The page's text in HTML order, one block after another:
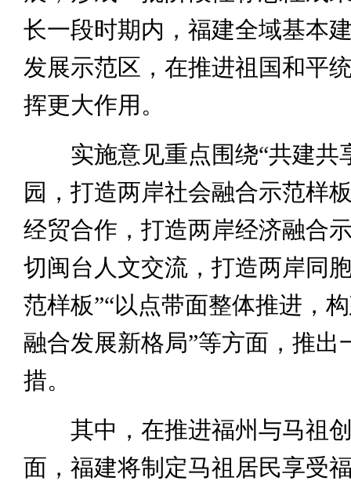
长一段时期内，福建全域基本
发展示范区，在推进祖国和平
挥更大作用。
实施意见重点围绕“共建共
园，打造两岸社会融合示范样
经贸合作，打造两岸经济融合
切闽台人文交流，打造两岸同
范样板”“以点带面整体推进，
融合发展新格局”等方面，推出
措。
其中，在推进福州与马祖创
面，福建将制定马祖居民享受